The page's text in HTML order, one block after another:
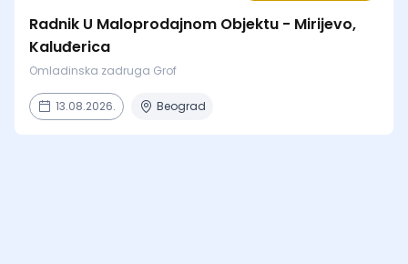
Radnik U Maloprodajnom Objektu - Mirijevo,
Kaluđerica
Omladinska zadruga Grof
13.08.2026. Beograd